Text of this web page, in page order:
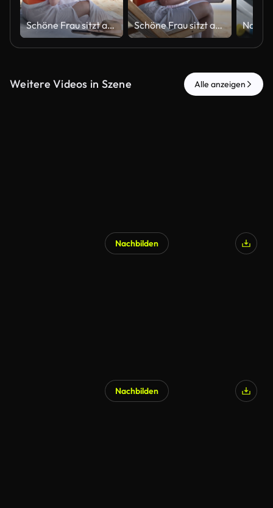
Schöne Frau sitzt am Strand, zeichnet und zeichnet im Skizzenbuch, genießt Strandurlaub, Entspannung, künstlerischen Ausdruck und Work-Life-Balance, Konzepte des Urlaubslebens. Schöne Frau sitzt am Strand, zeichnet und zeichnet im Skizzenbuch, genießt Strandurlaub, Entspannung, künstlerischen Ausdruck und Work-Life-Balance, Konzepte des Urlaubslebens.
Weitere Videos in Szene Alle anzeigen
Nachbilden
Nachbilden